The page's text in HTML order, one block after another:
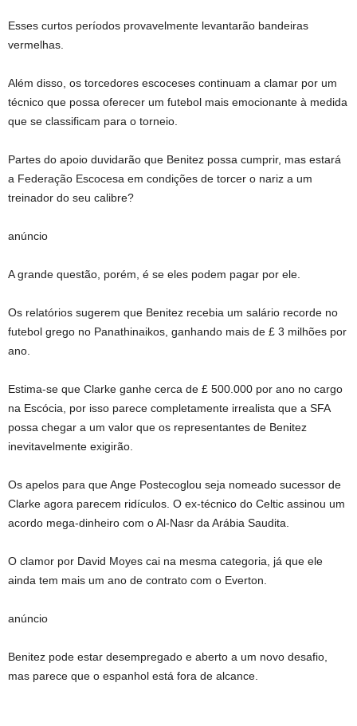
Esses curtos períodos provavelmente levantarão bandeiras
vermelhas.
Além disso, os torcedores escoceses continuam a clamar por um
técnico que possa oferecer um futebol mais emocionante à medida
que se classificam para o torneio.
Partes do apoio duvidarão que Benitez possa cumprir, mas estará
a Federação Escocesa em condições de torcer o nariz a um
treinador do seu calibre?
anúncio
A grande questão, porém, é se eles podem pagar por ele.
Os relatórios sugerem que Benitez recebia um salário recorde no
futebol grego no Panathinaikos, ganhando mais de £ 3 milhões por
ano.
Estima-se que Clarke ganhe cerca de £ 500.000 por ano no cargo
na Escócia, por isso parece completamente irrealista que a SFA
possa chegar a um valor que os representantes de Benitez
inevitavelmente exigirão.
Os apelos para que Ange Postecoglou seja nomeado sucessor de
Clarke agora parecem ridículos. O ex-técnico do Celtic assinou um
acordo mega-dinheiro com o Al-Nasr da Arábia Saudita.
O clamor por David Moyes cai na mesma categoria, já que ele
ainda tem mais um ano de contrato com o Everton.
anúncio
Benitez pode estar desempregado e aberto a um novo desafio,
mas parece que o espanhol está fora de alcance.